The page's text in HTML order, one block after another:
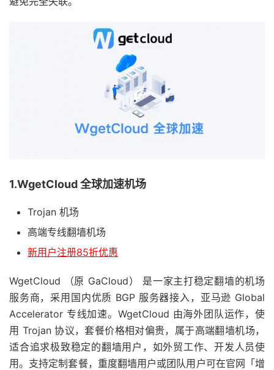
1.WgetCloud 全球加速机场
Trojan 机场
高端专线翻墙机场
新用户注册85折优惠
WgetCloud （原 GaCloud） 是一家主打稳定翻墙的机场
服务商，采用国内优质 BGP 服务器接入，亚马逊 Global
Accelerator 专线加速。WgetCloud 由海外团队运作，使
用 Trojan 协议，套餐价格相对偏贵，属于高端翻墙机场，
适合追求极致稳定的翻墙用户，如外贸工作、开发人员使
用。支持定制套餐，重度翻墙用户或团队用户可在官网「增